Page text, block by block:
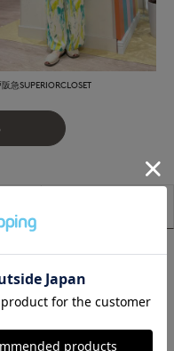
急SUPERIORCLOSET
目を引くワイドパンツで
いワイドシルエットでリ
デザイン。さらっとした
上げました。